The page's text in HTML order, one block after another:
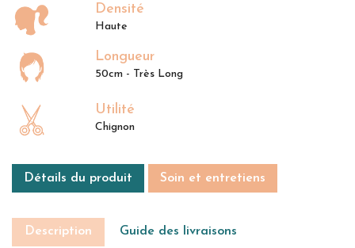
Densité
Haute
Longueur
50cm - Très Long
Utilité
Chignon
Détails du produit Soin et entretiens
Description
Guide des livraisons